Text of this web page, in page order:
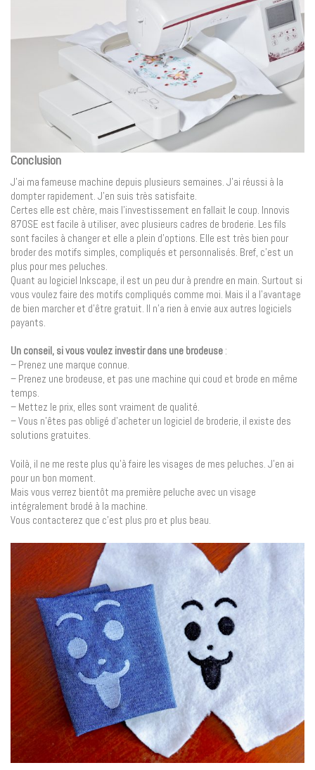
Conclusion
J’ai ma fameuse machine depuis plusieurs semaines. J’ai réussi à la
dompter rapidement. J’en suis très satisfaite.
Certes elle est chère, mais l’investissement en fallait le coup. Innovis
870SE est facile à utiliser, avec plusieurs cadres de broderie. Les fils
sont faciles à changer et elle a plein d’options. Elle est très bien pour
broder des motifs simples, compliqués et personnalisés. Bref, c’est un
plus pour mes peluches.
Quant au logiciel Inkscape, il est un peu dur à prendre en main. Surtout si
vous voulez faire des motifs compliqués comme moi. Mais il a l’avantage
de bien marcher et d’être gratuit. Il n’a rien à envie aux autres logiciels
payants.
Un conseil, si vous voulez investir dans une brodeuse :
– Prenez une marque connue.
– Prenez une brodeuse, et pas une machine qui coud et brode en même
temps.
– Mettez le prix, elles sont vraiment de qualité.
– Vous n’êtes pas obligé d’acheter un logiciel de broderie, il existe des
solutions gratuites.
Voilà, il ne me reste plus qu’à faire les visages de mes peluches. J’en ai
pour un bon moment.
Mais vous verrez bientôt ma première peluche avec un visage
intégralement brodé à la machine.
Vous contacterez que c’est plus pro et plus beau.